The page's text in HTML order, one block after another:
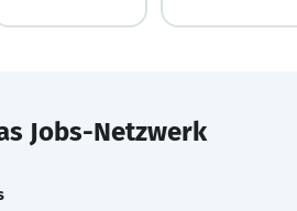
Jobs-Netzwerk